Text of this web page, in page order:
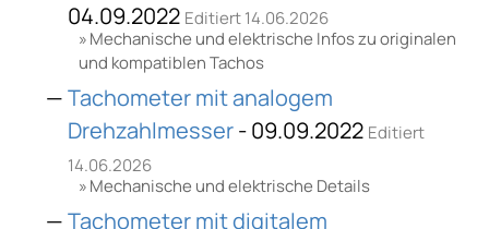
04.09.2022 Editiert 14.06.2026
Mechanische und elektrische Infos zu originalen
und kompatiblen Tachos
Tachometer mit analogem
Drehzahlmesser- 09.09.2022 Editiert
14.06.2026
Mechanische und elektrische Details
Tachometer mit digitalem